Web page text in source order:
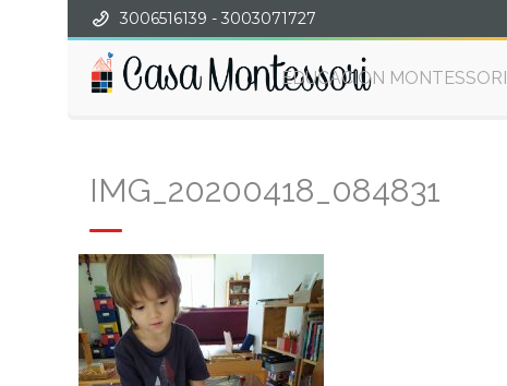
3006516139 - 3003071727
EDUCACIÓN MONTESSORI
IMG_20200418_084831